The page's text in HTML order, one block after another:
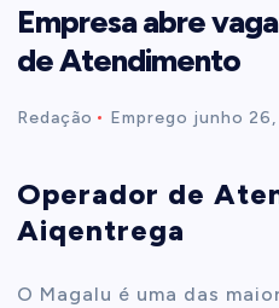
Empresa abre
de Atendimento
Redação Emprego junho 26,
Operador de
Aiqentrega
O Magalu é uma das